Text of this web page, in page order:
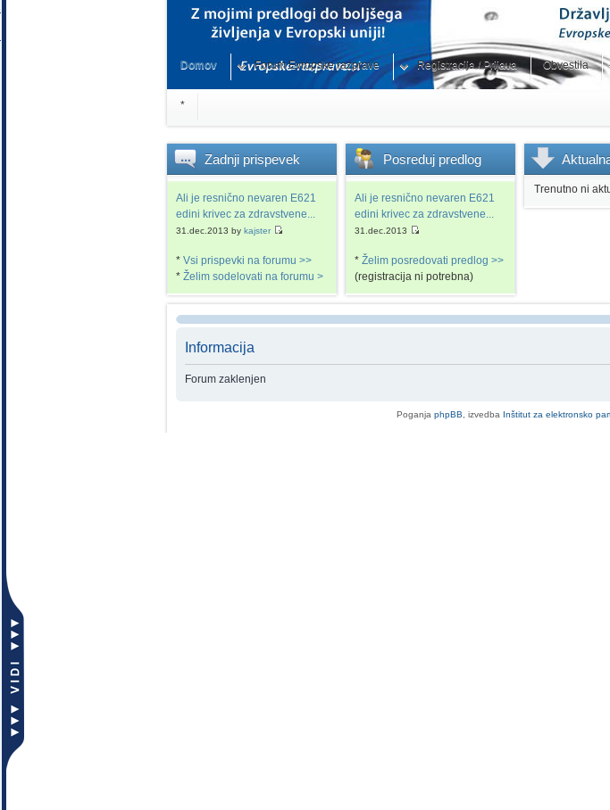
Domov Forum Evropske razprave Registracija / Prijava Obvestila
*
Zadnji prispevek
Ali je resnično nevaren E621
edini krivec za zdravstvene...
31.dec.2013 by kajster
* Vsi prispevki na forumu >>
* Želim sodelovati na forumu >
Posreduj predlog
Ali je resnično nevaren E621
edini krivec za zdravstvene...
31.dec.2013
* Želim posredovati predlog >>
(registracija ni potrebna)
Trenutno ni
Informacija
Forum zaklenjen
Poganja phpBB , izvedba Inštitut za elektronsko